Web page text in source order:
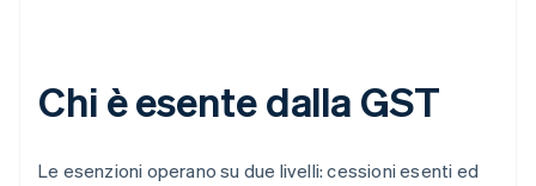
Chi è esente dalla GST
Le esenzioni operano su due livelli: cessioni esenti ed